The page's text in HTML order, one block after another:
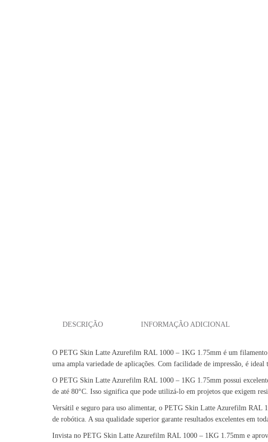
DESCRIÇÃO INFORMAÇÃO ADICIONAL
O PETG Skin Latte Azurefilm RAL 1000 – 1KG 1.75mm é um filamento
uma ampla variedade de aplicações. Com facilidade de impressão, é ideal
O PETG Skin Latte Azurefilm RAL 1000 – 1KG 1.75mm possui
de até 80°C. Isso significa que pode utilizá-lo em projetos que exigem
Versátil e seguro para uso alimentar, o PETG Skin Latte Azurefilm RAL
de robótica. A sua qualidade superior garante resultados excelentes em
Invista no PETG Skin Latte Azurefilm RAL 1000 – 1KG 1.75mm e